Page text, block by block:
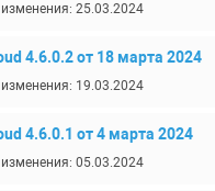
25.03.2024
4.6.0.2 от 18 марта 2024
19.03.2024
4.6.0.1 от 4 марта 2024
05.03.2024